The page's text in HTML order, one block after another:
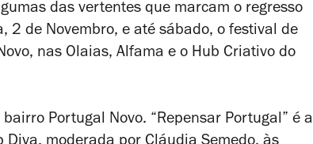
das vertentes que marcam o regresso
2 de Novembro, e até sábado, o festival de
nas Olaias, Alfama e o Hub Criativo do
Portugal Novo. “Repensar Portugal” é a